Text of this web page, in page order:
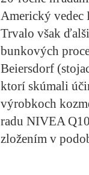
Americký vedec
Trvalo však
bunkových
Beiersdorf
ktorí skúmali
výrobkoch
radu NIVEA
zložením v